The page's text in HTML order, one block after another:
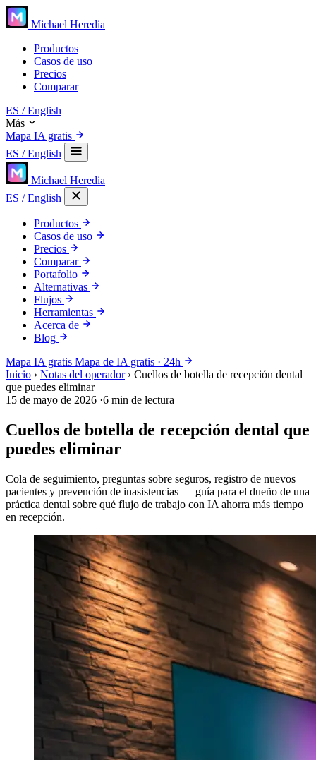
Michael Heredia
Productos
Casos de uso
Precios
Comparar
ES / English
Más
Mapa IA gratis
ES / English
Michael Heredia
ES / English
Productos
Casos de uso
Precios
Comparar
Portafolio
Alternativas
Flujos
Herramientas
Acerca de
Blog
Mapa IA gratis Mapa de IA gratis · 24h
Inicio › Notas del operador › Cuellos de botella de recepción dental
que puedes eliminar
15 de mayo de 2026 ·6 min de lectura
Cuellos de botella de recepción dental que
puedes eliminar
Cola de seguimiento, preguntas sobre seguros, registro de nuevos
pacientes y prevención de inasistencias — guía para el dueño de una
práctica dental sobre qué flujo de trabajo con IA ahorra más tiempo
en recepción.